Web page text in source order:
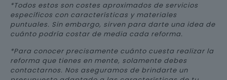
*Todos estos son costes aproximados de servicios
específicos con características y materiales
puntuales. Sin embargo, sirven para darte una idea de
cuánto podría costar de media cada reforma.
*Para conocer precisamente cuánto cuesta realizar la
reforma que tienes en mente, solamente debes
contactarnos. Nos aseguramos de brindarte un